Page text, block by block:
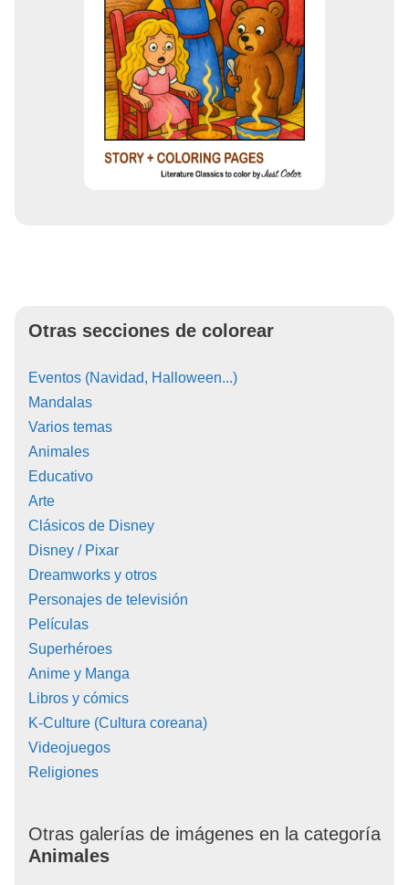
Otras secciones de colorear
Eventos (Navidad, Halloween...)
Mandalas
Varios temas
Animales
Educativo
Arte
Clásicos de Disney
Disney / Pixar
Dreamworks y otros
Personajes de televisión
Películas
Superhéroes
Anime y Manga
Libros y cómics
K-Culture (Cultura coreana)
Videojuegos
Religiones
Otras galerías de imágenes en la categoría
Animales